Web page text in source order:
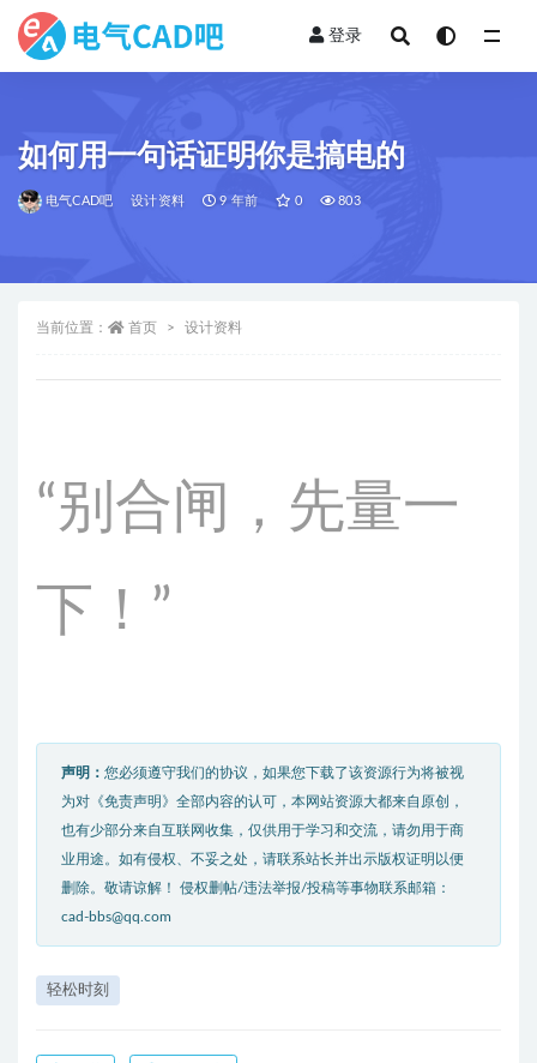
登录
如何用一句话证明你是搞电的
电气CAD吧 设计资料 9 年前 0 803
当前位置： 首页 设计资料
“别合闸，先量一
下！”
声明： 您必须遵守我们的协议，如果您下载了该资源行为将被视
为对《免责声明》全部内容的认可，本网站资源大都来自原创，
也有少部分来自互联网收集，仅供用于学习和交流，请勿用于商
业用途。如有侵权、不妥之处，请联系站长并出示版权证明以便
删除。敬请谅解！ 侵权删帖/违法举报/投稿等事物联系邮箱：
cad-bbs@qq.com
轻松时刻